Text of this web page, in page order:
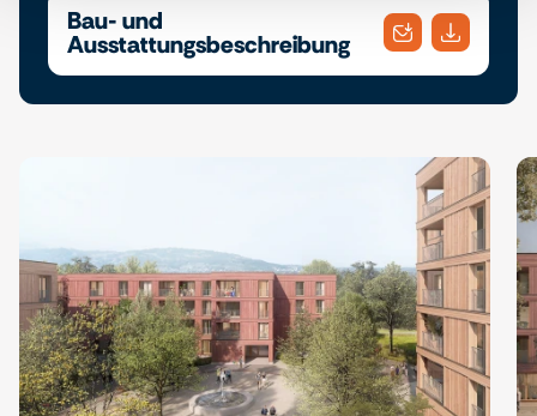
Bau- und
Ausstattungsbeschreibung